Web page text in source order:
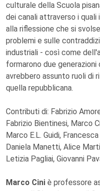
culturale della Scuola
dei canali attraverso i
alla riflessione che si
problemi e sulle
industriali - così come
formarono due
avrebbero assunto ruoli di
quella repubblicana.
Contributi di: Fabrizio
Fabrizio Bientinesi, Marco
Marco E.L. Guidi,
Daniela Manetti, Alice
Letizia Pagliai, Giovanni
Marco Cini è professore